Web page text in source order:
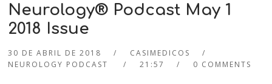
Neurology® Podcast May 1
2018 Issue
30 DE ABRIL DE 2018
CASIMEDICOS
NEUROLOGY PODCAST
21:57 0 COMMENTS